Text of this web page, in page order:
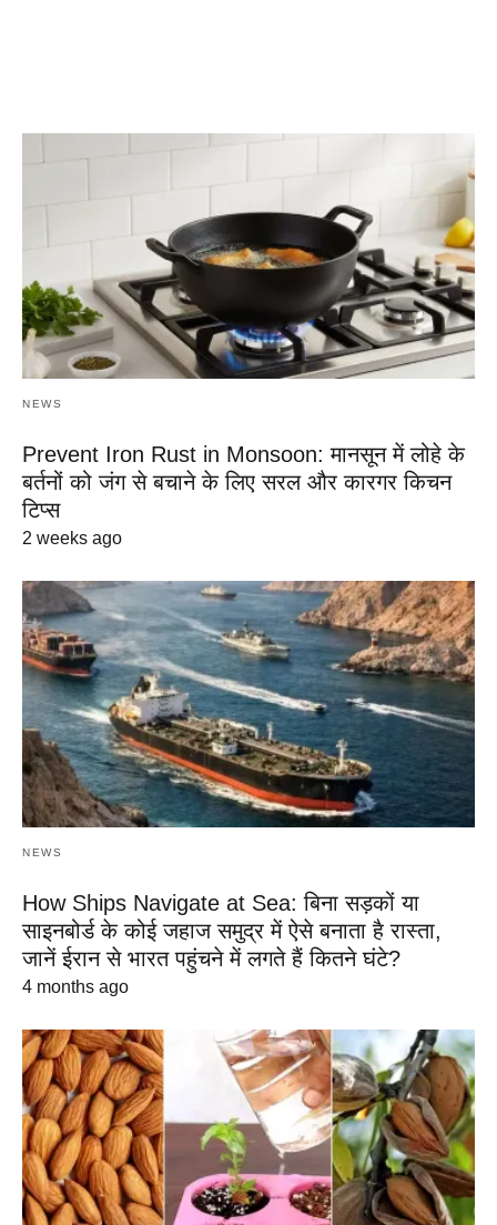
NEWS
Prevent Iron Rust in Monsoon: मानसून में लोहे के
बर्तनों को जंग से बचाने के लिए सरल और कारगर किचन
टिप्स
2 weeks ago
NEWS
How Ships Navigate at Sea: बिना सड़कों या
साइनबोर्ड के कोई जहाज समुद्र में ऐसे बनाता है रास्ता,
जानें ईरान से भारत पहुंचने में लगते हैं कितने घंटे?
4 months ago